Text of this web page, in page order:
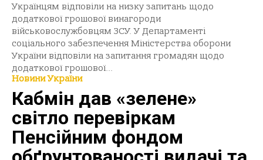
Українцям відповіли на низку запитань щодо
додаткової грошової винагороди
військовослужбовцям ЗСУ. У Департаменті
соціального забезпечення Міністерства оборони
України відповіли на запитання громадян щодо
додаткової грошової...
Новини України
Кабмін дав «зелене»
світло перевіркам
Пенсійним фондом